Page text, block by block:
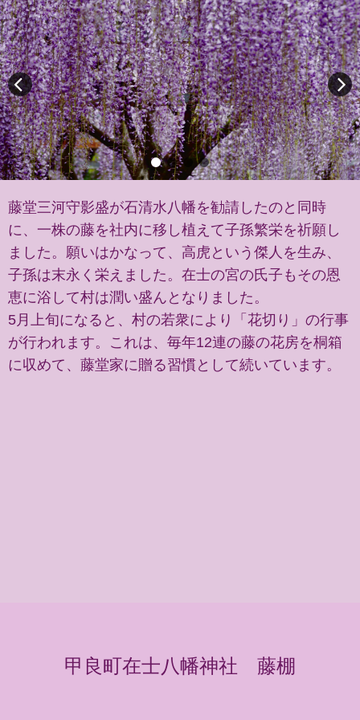
藤堂三河守影盛が石清水八幡を勧請したのと同時
に、一株の藤を社内に移し植えて子孫繁栄を祈願し
ました。願いはかなって、高虎という傑人を生み、
子孫は末永く栄えました。在士の宮の氏子もその恩
恵に浴して村は潤い盛んとなりました。
5月上旬になると、村の若衆により「花切り」の行事
が行われます。これは、毎年12連の藤の花房を桐箱
に収めて、藤堂家に贈る習慣として続いています。
甲良町在士八幡神社 藤棚